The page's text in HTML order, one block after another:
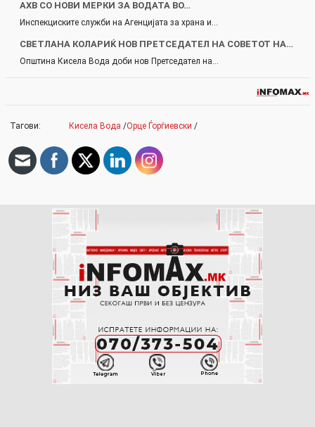
АХВ СО НОВИ МЕРКИ ЗА ВОДАТА ВО…
Инспекциските служби на Агенцијата за храна и…
СВЕТЛАНА КОЛАРИЌ НОВ ПРЕТСЕДАТЕЛ НА СОВЕТОТ НА…
Општина Кисела Вода доби нов Претседател на…
Тагови: Кисела Вода /Орце Ѓорѓиевски /